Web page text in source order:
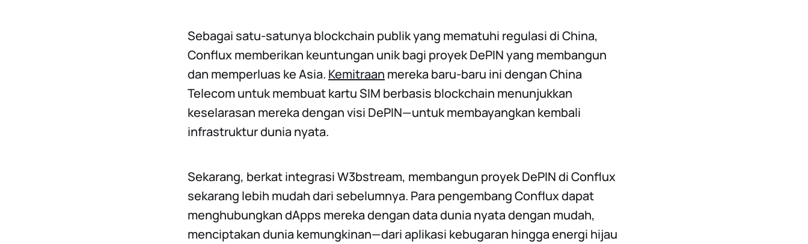
Sebagai satu-satunya blockchain publik yang mematuhi regulasi di China,
Conflux memberikan keuntungan unik bagi proyek DePIN yang membangun
dan memperluas ke Asia. Kemitraan mereka baru-baru ini dengan China
Telecom untuk membuat kartu SIM berbasis blockchain menunjukkan
keselarasan mereka dengan visi DePIN—untuk membayangkan kembali
infrastruktur dunia nyata.
Sekarang, berkat integrasi W3bstream, membangun proyek DePIN di Conflux
sekarang lebih mudah dari sebelumnya. Para pengembang Conflux dapat
menghubungkan dApps mereka dengan data dunia nyata dengan mudah,
menciptakan dunia kemungkinan—dari aplikasi kebugaran hingga energi hijau